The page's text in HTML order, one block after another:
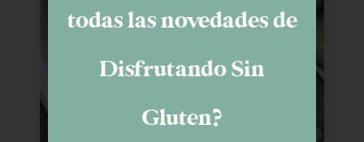
todas las novedades de
Disfrutando Sin
Gluten?